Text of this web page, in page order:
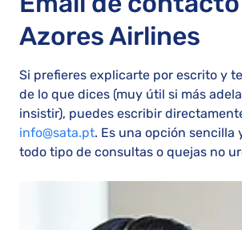
Azores Airlines
Si prefieres explicarte por escrito y
de lo que dices (muy útil si más
insistir), puedes escribir
info@sata.pt. Es una opción sencilla
todo tipo de consultas o quejas no